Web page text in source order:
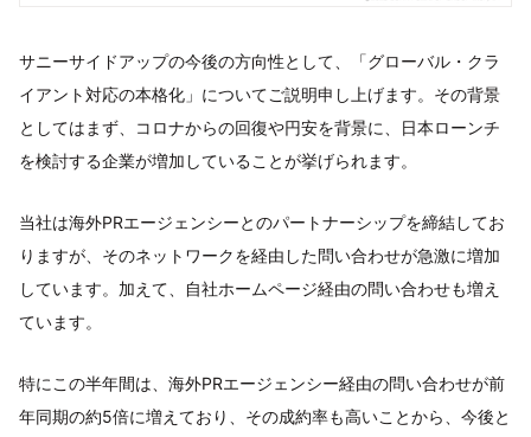
サニーサイドアップの今後の方向性として、「グローバル・クラ
イアント対応の本格化」についてご説明申し上げます。その背景
としてはまず、コロナからの回復や円安を背景に、日本ローンチ
を検討する企業が増加していることが挙げられます。
当社は海外PRエージェンシーとのパートナーシップを締結してお
りますが、そのネットワークを経由した問い合わせが急激に増加
しています。加えて、自社ホームページ経由の問い合わせも増え
ています。
特にこの半年間は、海外PRエージェンシー経由の問い合わせが前
年同期の約5倍に増えており、その成約率も高いことから、今後と